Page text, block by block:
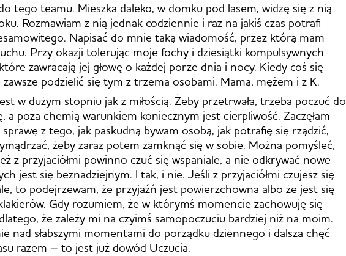
tego teamu. Mieszka daleko, w domku pod lasem, widzę się z nią
Rozmawiam z nią jednak codziennie i raz na jakiś czas potrafi
Napisać do mnie taką wiadomość, przez którą mam
Przy okazji tolerując moje fochy i dziesiątki kompulsywnych
zawracają jej głowę o każdej porze dnia i nocy. Kiedy coś się
zawsze podzielić się tym z trzema osobami. Mamą, mężem i z K.
w dużym stopniu jak z miłością. Żeby przetrwała, trzeba poczuć do
a poza chemią warunkiem koniecznym jest cierpliwość. Zaczęłam
z tego, jak paskudną bywam osobą, jak potrafię się rządzić,
żeby zaraz potem zamknąć się w sobie. Można pomyśleć,
z przyjaciółmi powinno czuć się wspaniale, a nie odkrywać nowe
jest się beznadziejnym. I tak, i nie. Jeśli z przyjaciółmi czujesz się
to podejrzewam, że przyjaźń jest powierzchowna albo że jest się
Gdy rozumiem, że w którymś momencie zachowuję się
że zależy mi na czyimś samopoczuciu bardziej niż na moim.
nad słabszymi momentami do porządku dziennego i dalsza chęć
razem – to jest już dowód Uczucia.